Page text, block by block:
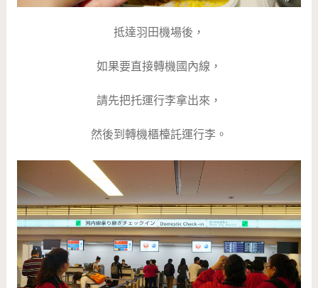
抵達羽田機場後，
如果要直接轉機國內線，
請先把托運行李拿出來，
然後到轉機櫃檯託運行李。